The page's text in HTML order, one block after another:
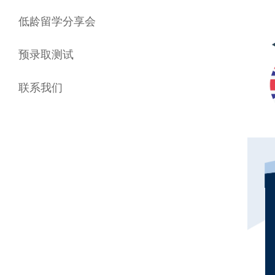
低龄留学分享会
预录取测试
联系我们